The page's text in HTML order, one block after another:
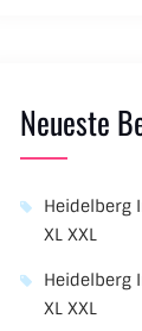
Neueste
Heidelberg
XL XXL
Heidelberg
XL XXL